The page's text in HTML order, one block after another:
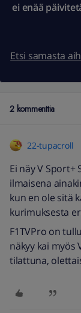
ei enää
Etsi samasta
2 kommenttia
22-tupacroll
Ei näy V
ilmaisena
kun en ole sitä
kurimuksesta
F1TVPro on
näkyy kai
tilattuna,